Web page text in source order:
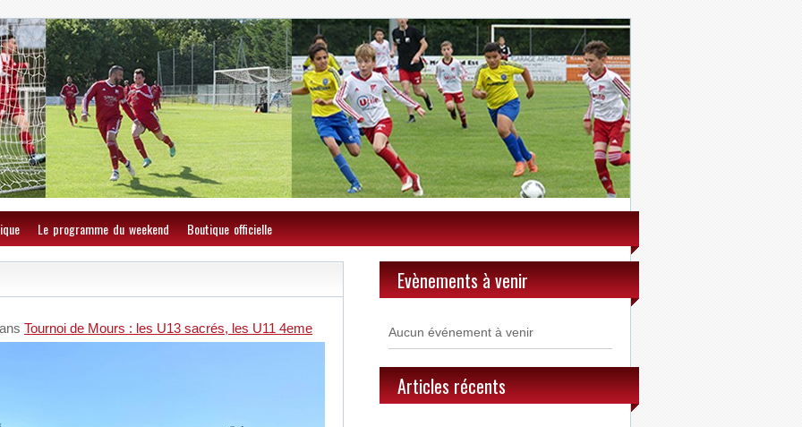
Le programme du weekend Boutique officielle
Tournoi de Mours : les U13 sacrés, les U11 4eme
Evènements à venir
Aucun événement à venir
Articles récents